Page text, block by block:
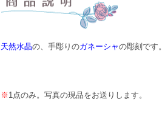
天然水晶の、手彫りのガネーシャの彫刻です。
※ 1点のみ。写真の現品をお送りします。